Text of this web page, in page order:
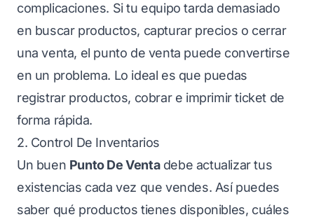
complicaciones. Si tu equipo tarda demasiado
en buscar productos, capturar precios o cerrar
una venta, el punto de venta puede convertirse
en un problema. Lo ideal es que puedas
registrar productos, cobrar e imprimir ticket de
forma rápida.
2. Control De Inventarios
Un buen Punto De Ventadebe actualizar tus
existencias cada vez que vendes. Así puedes
saber qué productos tienes disponibles, cuáles